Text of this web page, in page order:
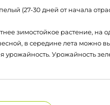
(27-30 дней от начала
зимостойкое растение, на
в середине лета можно
урожайность. Урожайность